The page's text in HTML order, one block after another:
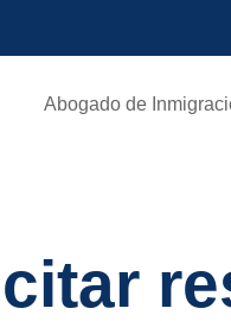
Abogado de